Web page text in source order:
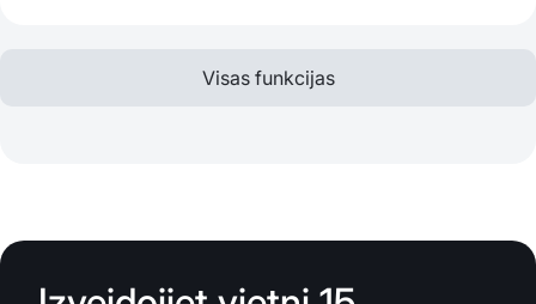
Visas funkcijas